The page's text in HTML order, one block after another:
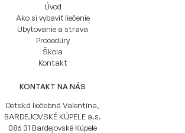
Úvod
Ako si vybaviť liečenie
Ubytovanie a strava
Procedúry
Škola
Kontakt
KONTAKT NA NÁS
Detská liečebná Valentína,
BARDEJOVSKÉ KÚPELE a.s.
086 31 Bardejovské Kúpele